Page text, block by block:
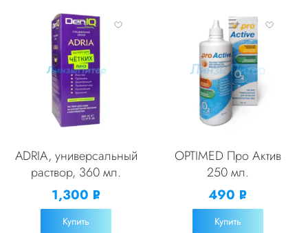
ADRIA, универсальный
раствор, 360 мл.
1,300 Р
УБ.
Купить
OPTIMED Про Актив
250 мл.
490 Р
УБ.
Купить